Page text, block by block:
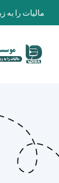
مالیات را به